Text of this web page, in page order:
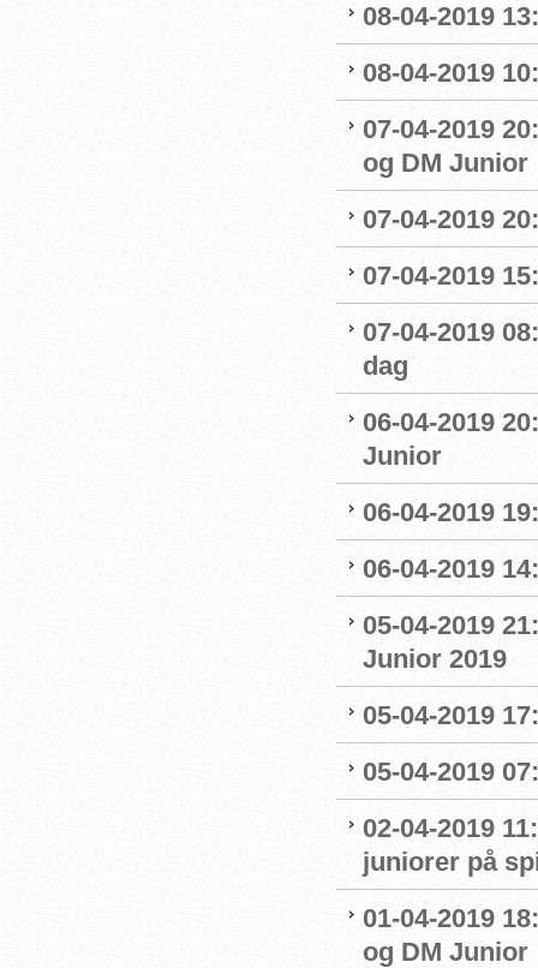
08-04-2019
08-04-2019
07-04-2019
og DM Junior
07-04-2019
07-04-2019
07-04-2019
dag
06-04-2019
Junior
06-04-2019
06-04-2019
05-04-2019
Junior 2019
05-04-2019
05-04-2019
02-04-2019
juniorer på
01-04-2019
og DM Junior